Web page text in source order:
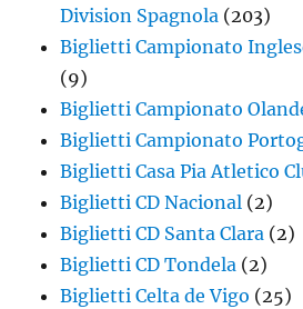
Division Spagnola (203)
Biglietti Campionato
(9)
Biglietti Campionato
Biglietti Campionato
Biglietti Casa Pia Atletico
Biglietti CD Nacional (2)
Biglietti CD Santa Clara (2)
Biglietti CD Tondela (2)
Biglietti Celta de Vigo (25)